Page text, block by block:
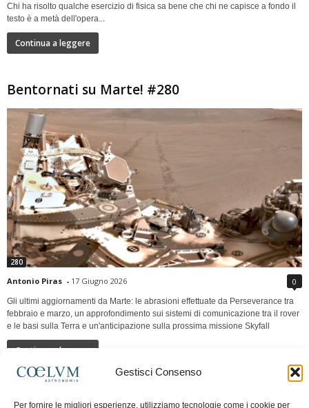
Gestisci Consenso
Per fornire le migliori esperienze, utilizziamo tecnologie come i cookie per
Chi ha risolto qualche esercizio di fisica sa bene che chi ne capisce a fondo il
testo è a metà dell'opera...
Continua a leggere
Bentornati su Marte! #280
280
Antonio Piras - 17 Giugno 2026 0
Gli ultimi aggiornamenti da Marte: le abrasioni effettuate da Perseverance tra
febbraio e marzo, un approfondimento sui sistemi di comunicazione tra il rover
e le basi sulla Terra e un'anticipazione sulla prossima missione Skyfall
Continua a leggere